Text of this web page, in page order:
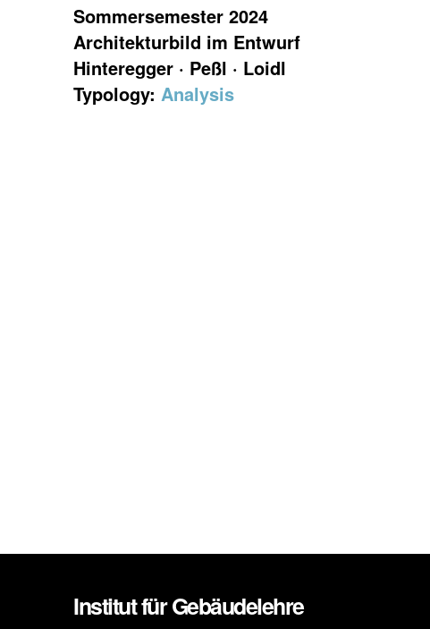
Sommersemester 2024
Architekturbild im Entwurf
Hinteregger · Peßl · Loidl
Typology: Analysis
Institut für Gebäudelehre